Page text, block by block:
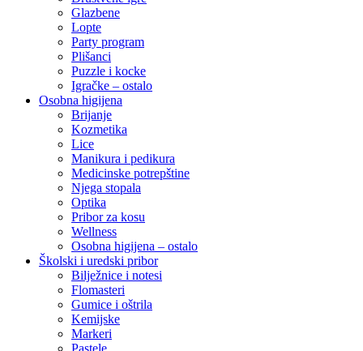
Glazbene
Lopte
Party program
Plišanci
Puzzle i kocke
Igračke – ostalo
Osobna higijena
Brijanje
Kozmetika
Lice
Manikura i pedikura
Medicinske potrepštine
Njega stopala
Optika
Pribor za kosu
Wellness
Osobna higijena – ostalo
Školski i uredski pribor
Bilježnice i notesi
Flomasteri
Gumice i oštrila
Kemijske
Markeri
Pastele